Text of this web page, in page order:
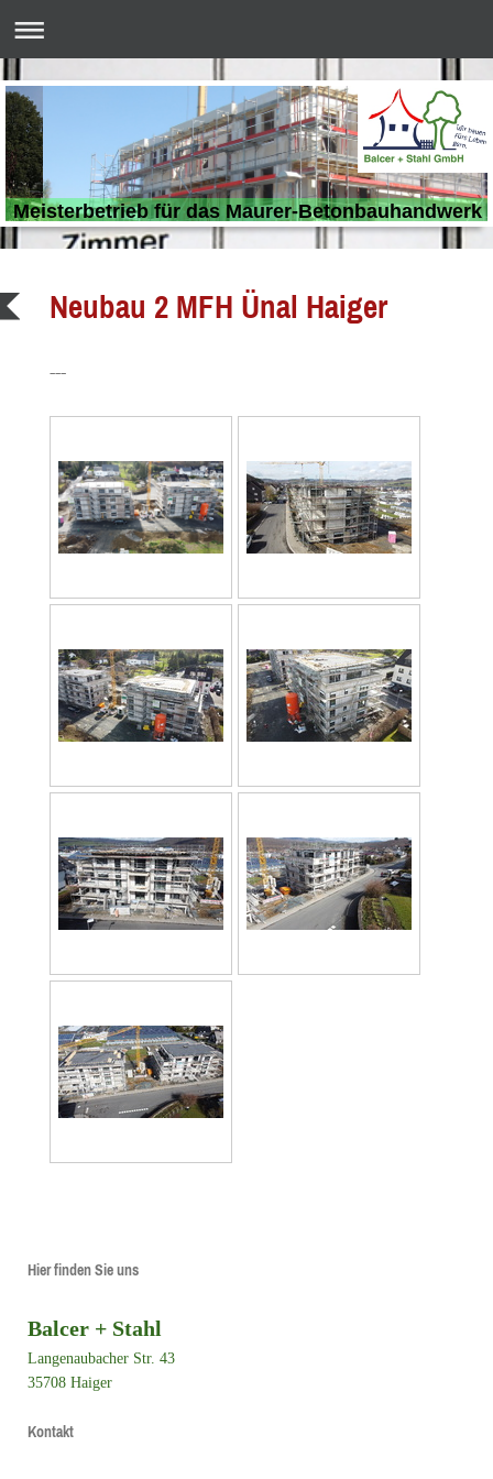
Meisterbetrieb für das Maurer-Betonbauhandwerk
Neubau 2 MFH Ünal Haiger
---
Hier finden Sie uns
Balcer + Stahl
Langenaubacher Str. 43
35708 Haiger
Kontakt